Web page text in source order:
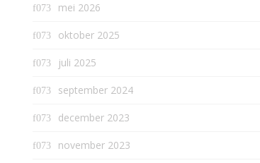
mei 2026
oktober 2025
juli 2025
september 2024
december 2023
november 2023